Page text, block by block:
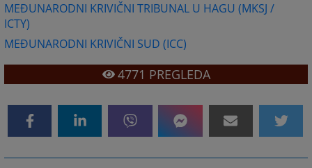
MEĐUNARODNI KRIVIČNI TRIBUNAL U HAGU (MKSJ /
ICTY)
MEĐUNARODNI KRIVIČNI SUD (ICC)
4771 PREGLEDA